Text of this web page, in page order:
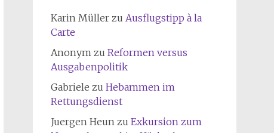
Karin Müllerzu Ausflugstipp à la
Carte
Anonymzu Reformen versus
Ausgabenpolitik
Gabriele zu Hebammen im
Rettungsdienst
Juergen Heunzu Exkursion zum